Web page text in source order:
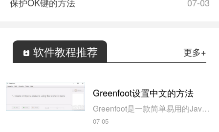
07-03
保护OK键的方法
软件教程推荐 更多+
Greenfoot设置中文的方法
Greenfoot是一款简单易用的Java开发环境，该软件界面清爽简约，既可以作为一个开发框使用，也能够作为集成开发环境使用，操作起来十分简单。这款软件支持多种语言，但是默认的语言是英文，因此将该软件下载到电脑上的时候，会发现软件的界面语言是英文版本的，这对于英语基础较差的朋友来说，使用这款软件就会...
07-05